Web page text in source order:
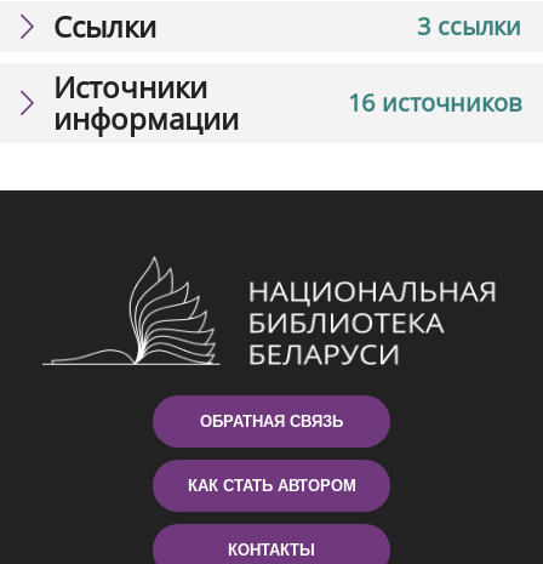
3 ссылки
Ссылки
16 источников
Источники
информации
ОБРАТНАЯ СВЯЗЬ
КАК СТАТЬ АВТОРОМ
КОНТАКТЫ